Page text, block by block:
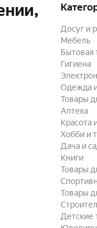
Досуг и
Мебель
Бытовая
Гигиена
Одежда
Товары
Аптека
Красота
Хобби и
Дача и
Книги
Товары
Товары
Детские